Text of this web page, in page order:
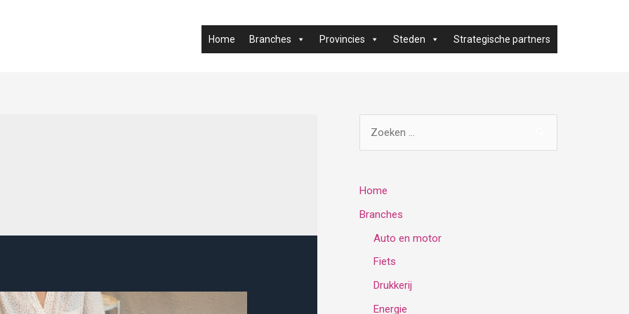
Home Branches Provincies Steden Strategische partners
k
e
Home
Branches
Auto en motor
Fiets
Drukkerij
Energie